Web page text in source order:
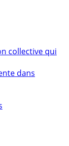
collective qui
dans